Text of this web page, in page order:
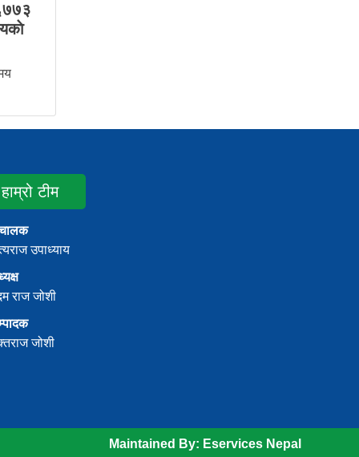
हाम्रो टीम
उपाध्याय
राज जोशी
जोशी
Maintained By: Eservices Nepal